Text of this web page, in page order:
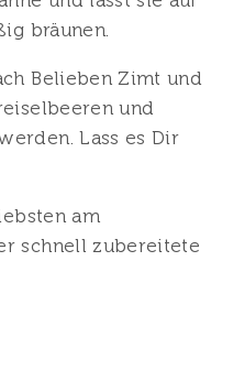
bräunen.
Belieben Zimt und
und
Lass es Dir
am
schnell zubereitete